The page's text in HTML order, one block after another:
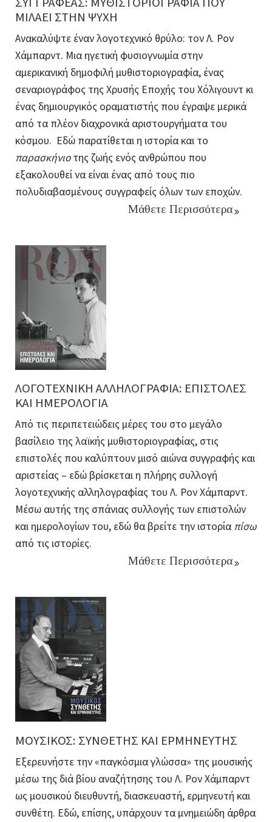
ΜΙΛΑΕΙ ΣΤΗΝ ΨΥΧΗ
Ανακαλύψτε έναν λογοτεχνικό θρύλο: τον Λ. Ρον
Χάμπαρντ. Μια ηγετική φυσιογνωμία στην
αμερικανική δημοφιλή μυθιστοριογραφία, ένας
σεναριογράφος της Χρυσής Εποχής του Χόλιγουντ κι
ένας δημιουργικός οραματιστής που έγραψε μερικά
από τα πλέον διαχρονικά αριστουργήματα του
κόσμου. Εδώ παρατίθεται η ιστορία και το
παρασκήνιοτης ζωής ενός ανθρώπου που
εξακολουθεί να είναι ένας από τους πιο
πολυδιαβασμένους συγγραφείς όλων των εποχών.
Μάθετε Περισσότερα
ΛΟΓΟΤΕΧΝΙΚΗ ΑΛΛΗΛΟΓΡΑΦΙΑ: ΕΠΙΣΤΟΛΕΣ
ΚΑΙ ΗΜΕΡΟΛΟΓΙΑ
Από τις περιπετειώδεις μέρες του στο μεγάλο
βασίλειο της λαϊκής μυθιστοριογραφίας, στις
επιστολές που καλύπτουν μισό αιώνα συγγραφής και
αριστείας – εδώ βρίσκεται η πλήρης συλλογή
λογοτεχνικής αλληλογραφίας του Λ. Ρον Χάμπαρντ.
Μέσω αυτής της σπάνιας συλλογής των επιστολών
και ημερολογίων του, εδώ θα βρείτε την ιστορία πίσω
από τις ιστορίες.
Μάθετε Περισσότερα
ΜΟΥΣΙΚΟΣ: ΣΥΝΘΕΤΗΣ ΚΑΙ ΕΡΜΗΝΕΥΤΗΣ
Εξερευνήστε την «παγκόσμια γλώσσα» της μουσικής
μέσω της διά βίου αναζήτησης του Λ. Ρον Χάμπαρντ
ως μουσικού διευθυντή, διασκευαστή, ερμηνευτή και
συνθέτη. Εδώ, επίσης, υπάρχουν τα μνημειώδη άρθρα